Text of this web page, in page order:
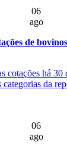
06
ago
de
cotações há
da
06
ago